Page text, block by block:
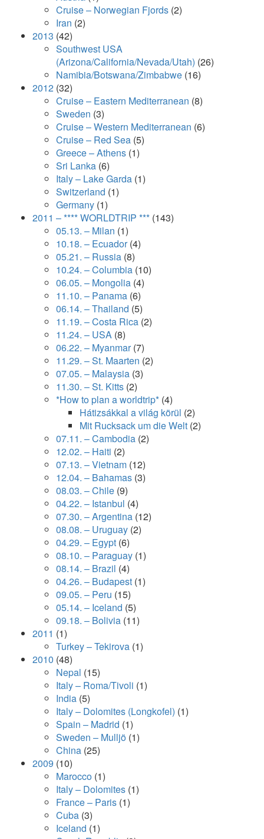
Cruise – Norwegian Fjords (2)
Iran (2)
2013 (42)
Southwest USA
(Arizona/California/Nevada/Utah) (26)
Namibia/Botswana/Zimbabwe (16)
2012 (32)
Cruise – Eastern Mediterranean (8)
Sweden (3)
Cruise – Western Mediterranean (6)
Cruise – Red Sea (5)
Greece – Athens (1)
Sri Lanka (6)
Italy – Lake Garda (1)
Switzerland (1)
Germany (1)
2011 – **** WORLDTRIP *** (143)
05.13. – Milan (1)
10.18. – Ecuador(4)
05.21. – Russia (8)
10.24. – Columbia (10)
06.05. – Mongolia (4)
11.10. – Panama (6)
06.14. – Thailand (5)
11.19. – Costa Rica (2)
11.24. – USA (8)
06.22. – Myanmar(7)
11.29. – St. Maarten (2)
07.05. – Malaysia (3)
11.30. – St. Kitts (2)
*How to plan a worldtrip* (4)
Hátizsákkal a világ körül (2)
Mit Rucksack um die Welt (2)
07.11. – Cambodia (2)
12.02. – Haiti (2)
07.13. – Vietnam (12)
12.04. – Bahamas (3)
08.03. – Chile (9)
04.22. – Istanbul (4)
07.30. – Argentina (12)
08.08. – Uruguay (2)
04.29. – Egypt (6)
08.10. – Paraguay (1)
08.14. – Brazil (4)
04.26. – Budapest (1)
09.05. – Peru (15)
05.14. – Iceland (5)
09.18. – Bolivia (11)
2011 (1)
Turkey – Tekirova (1)
2010 (48)
Nepal (15)
Italy – Roma/Tivoli (1)
India (5)
Italy – Dolomites (Longkofel) (1)
Spain – Madrid (1)
Sweden – Mulljö (1)
China (25)
2009 (10)
Marocco (1)
Italy – Dolomites (1)
France – Paris (1)
Cuba (3)
Iceland (1)